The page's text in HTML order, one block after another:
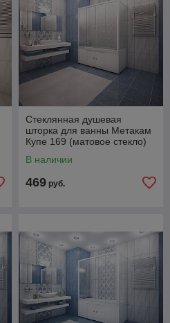
Стеклянная душевая
шторка для ванны Метакам
Купе 169 (матовое стекло)
В наличии
469 руб.